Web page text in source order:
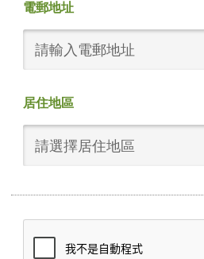
電郵地址
居住地區
請選擇居住地區